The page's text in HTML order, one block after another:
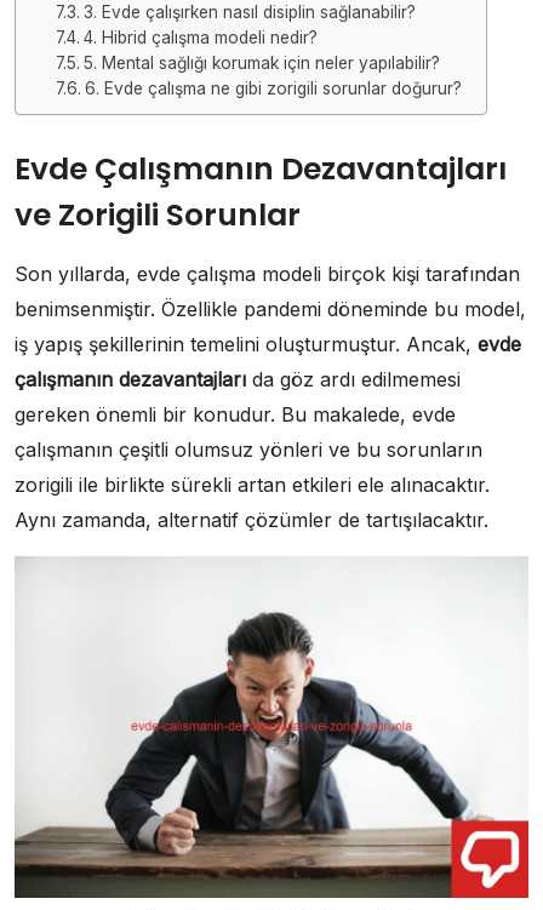
3. Evde çalışırken nasıl disiplin sağlanabilir?
4. Hibrid çalışma modeli nedir?
5. Mental sağlığı korumak için neler yapılabilir?
6. Evde çalışma ne gibi zorigili sorunlar doğurur?
Evde Çalışmanın Dezavantajları
ve Zorigili Sorunlar
Son yıllarda, evde çalışma modeli birçok kişi tarafından
benimsenmiştir. Özellikle pandemi döneminde bu model,
iş yapış şekillerinin temelini oluşturmuştur. Ancak, evde
çalışmanın dezavantajları da göz ardı edilmemesi
gereken önemli bir konudur. Bu makalede, evde
çalışmanın çeşitli olumsuz yönleri ve bu sorunların
zorigili ile birlikte sürekli artan etkileri ele alınacaktır.
Aynı zamanda, alternatif çözümler de tartışılacaktır.